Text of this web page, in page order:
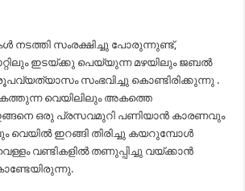
നടത്തി സംരക്ഷിച്ചു പോരുന്നുണ്ട്,
ഇടയ്ക്കു പെയ്യുന്ന മഴയിലും ജബൽ
സംഭവിച്ചു കൊണ്ടിരിക്കുന്നു .
വെയിലിലും അകത്തെ
ഇങ്ങനെ ഒരു പ്രസവമുറി പണിയാൻ കാരണവും
ഇറങ്ങി തിരിച്ചു കയറുമ്പോൾ
വണ്ടികളിൽ തണുപ്പിച്ചു വയ്ക്കാൻ